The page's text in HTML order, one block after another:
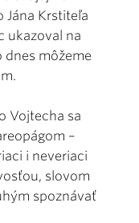
Jána Krstiteľa
ukazoval na
dnes môžeme
Vojtecha sa
–
i neveriaci
slovom
spoznávať